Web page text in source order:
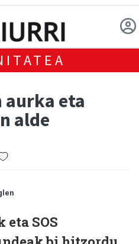
eta
alde
SOS